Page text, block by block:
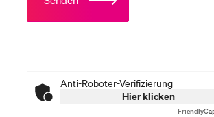
Anti-Roboter-Verifizierung
Hier klicken
Friendly